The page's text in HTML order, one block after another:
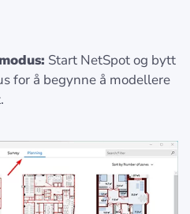
Start NetSpot og bytt
for å begynne å modellere